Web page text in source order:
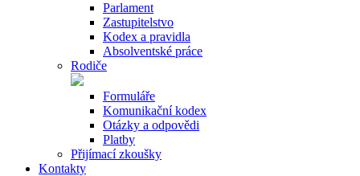
Parlament
Zastupitelstvo
Kodex a pravidla
Absolventské práce
Rodiče
Formuláře
Komunikační kodex
Otázky a odpovědi
Platby
Přijímací zkoušky
Kontakty